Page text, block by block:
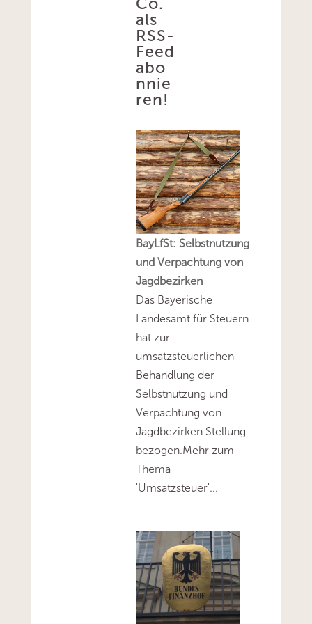
als
RSS-
Feed
abo
nnie
ren!
BayLfSt: Selbstnutzung
und Verpachtung von
Jagdbezirken
Das Bayerische
Landesamt für Steuern
hat zur
umsatzsteuerlichen
Behandlung der
Selbstnutzung und
Verpachtung von
Jagdbezirken Stellung
bezogen.Mehr zum
Thema
'Umsatzsteuer'...